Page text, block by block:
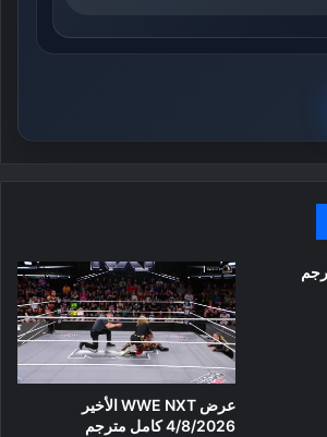
عرض WWE NXT الأخير
4/8/2026 كامل مترجم